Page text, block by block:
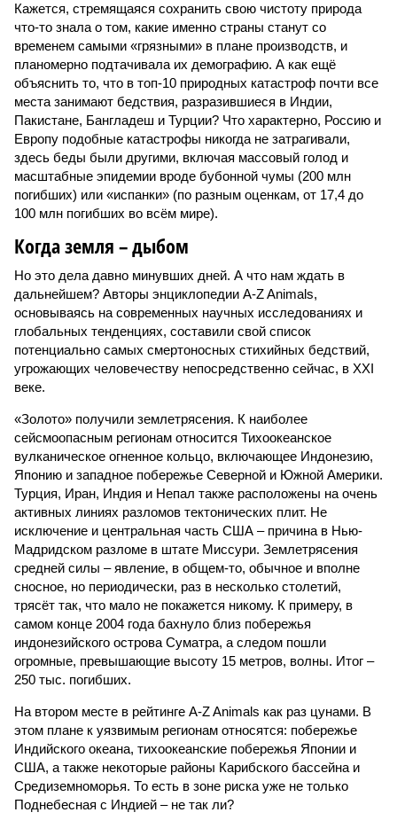
Кажется, стремящаяся сохранить свою чистоту природа
что-то знала о том, какие именно страны станут со
временем самыми «грязными» в плане производств, и
планомерно подтачивала их демографию. А как ещё
объяснить то, что в топ-10 природных катастроф почти все
места занимают бедствия, разразившиеся в Индии,
Пакистане, Бангладеш и Турции? Что характерно, Россию и
Европу подобные катастрофы никогда не затрагивали,
здесь беды были другими, включая массовый голод и
масштабные эпидемии вроде бубонной чумы (200 млн
погибших) или «испанки» (по разным оценкам, от 17,4 до
100 млн погибших во всём мире).
Когда земля – дыбом
Но это дела давно минувших дней. А что нам ждать в
дальнейшем? Авторы энциклопедии A-Z Animals,
основываясь на современных научных исследованиях и
глобальных тенденциях, составили свой список
потенциально самых смертоносных стихийных бедствий,
угрожающих человечеству непосредственно сейчас, в XXI
веке.
«Золото» получили землетрясения. К наиболее
сейсмоопасным регионам относится Тихоокеанское
вулканическое огненное кольцо, включающее Индонезию,
Японию и западное побережье Северной и Южной Америки.
Турция, Иран, Индия и Непал также расположены на очень
активных линиях разломов тектонических плит. Не
исключение и центральная часть США – причина в Нью-
Мадридском разломе в штате Миссури. Землетрясения
средней силы – явление, в общем-то, обычное и вполне
сносное, но периодически, раз в несколько столетий,
трясёт так, что мало не покажется никому. К примеру, в
самом конце 2004 года бахнуло близ побережья
индонезийского острова Суматра, а следом пошли
огромные, превышающие высоту 15 метров, волны. Итог –
250 тыс. погибших.
На втором месте в рейтинге A-Z Animals как раз цунами. В
этом плане к уязвимым регионам относятся: побережье
Индийского океана, тихо­океанские побережья Японии и
США, а также некоторые районы Карибского бассейна и
Средиземноморья. То есть в зоне риска уже не только
Поднебесная с Индией – не так ли?